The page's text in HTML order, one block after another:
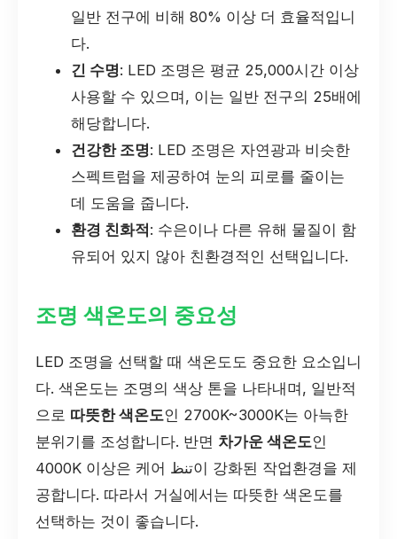
일반 전구에 비해 80% 이상 더 효율적입니
다.
긴 수명: LED 조명은 평균 25,000시간 이상
사용할 수 있으며, 이는 일반 전구의 25배에
해당합니다.
건강한 조명: LED 조명은 자연광과 비슷한
스펙트럼을 제공하여 눈의 피로를 줄이는
데 도움을 줍니다.
환경 친화적: 수은이나 다른 유해 물질이 함
유되어 있지 않아 친환경적인 선택입니다.
조명 색온도의 중요성
LED 조명을 선택할 때 색온도도 중요한 요소입니
다. 색온도는 조명의 색상 톤을 나타내며, 일반적
으로 따뜻한 색온도인 2700K~3000K는 아늑한
분위기를 조성합니다. 반면 차가운 색온도인
4000K 이상은 케어 تنظ이 강화된 작업환경을 제
공합니다. 따라서 거실에서는 따뜻한 색온도를
선택하는 것이 좋습니다.